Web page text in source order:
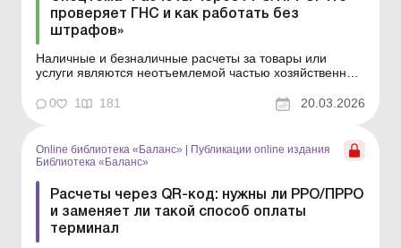
проверяет ГНС и как работать без
штрафов»
Наличные и безналичные расчеты за товары или
услуги являются неотъемлемой частью хозяйственной
хозяйствования. Но чтобы не подвергать себя риску
уплаты немаленьких штрафов, нужно знать, как
ограничения соблюдать, ...
0 1 181 20.03.2026
Online библиотека «Баланс»
Публикации online издания
Библиотека «Баланс»
Расчеты через QR-код: нужны ли РРО/ПРРО
и заменяет ли такой способ оплаты
терминал